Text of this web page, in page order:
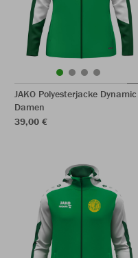
JAKO Polyesterjacke Dynamic
Damen
39,00 €